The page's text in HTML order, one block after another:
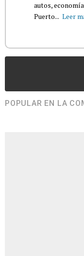
autos,
Puerto... Leer
POPULAR EN LA